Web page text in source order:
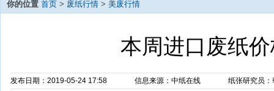
你的位置 首页 > 废纸行情 > 美废行情
本周进口废纸
发布日期：2019-05-24 17:58 信息来源：中纸在线 纸张研究员：